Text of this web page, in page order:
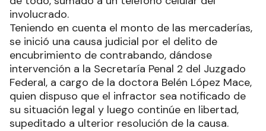
involucrado.
Teniendo en cuenta el monto de las mercaderías,
se inició una causa judicial por el delito de
encubrimiento de contrabando, dándose
intervención a la Secretaría Penal 2 del Juzgado
Federal, a cargo de la doctora Belén López Mace,
quien dispuso que el infractor sea notificado de
su situación legal y luego continúe en libertad,
supeditado a ulterior resolución de la causa.